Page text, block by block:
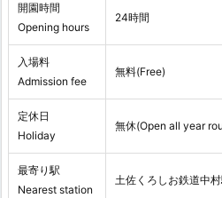
開園時間
Opening hours
24時間
入場料
Admission fee
無料(Free)
定休日
Holiday
無休(Open all year
最寄り駅
Nearest station
土佐くろしお鉄道中